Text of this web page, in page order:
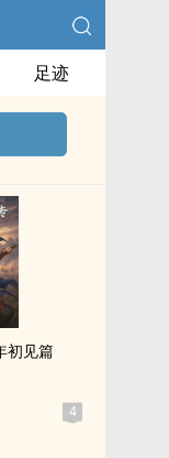
足迹
初见篇
4